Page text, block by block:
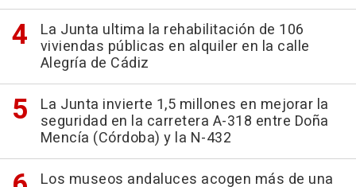
La Junta ultima la rehabilitación de 106
viviendas públicas en alquiler en la calle
Alegría de Cádiz
La Junta invierte 1,5 millones en mejorar la
seguridad en la carretera A-318 entre Doña
Mencía (Córdoba) y la N-432
Los museos andaluces acogen más de una